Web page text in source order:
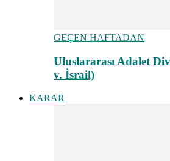
GEÇEN HAFTADAN
Uluslararası Adalet
v. İsrail)
KARAR